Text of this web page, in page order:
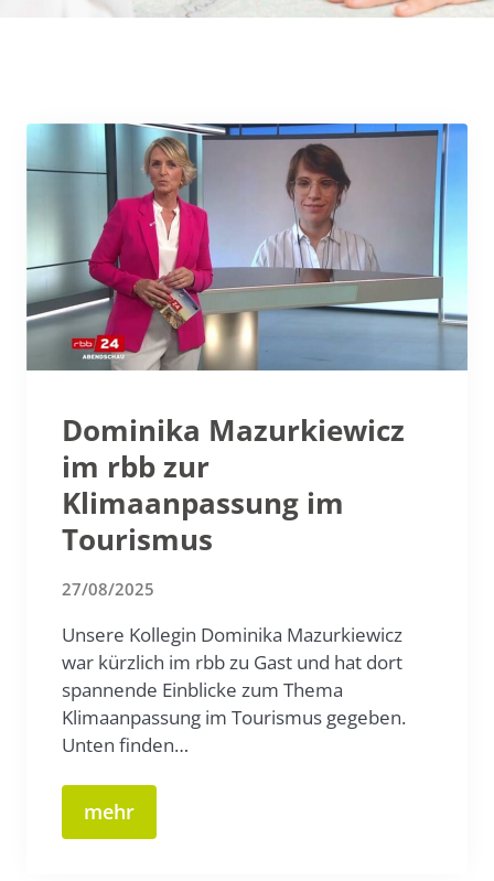
Dominika Mazurkiewicz
im rbb zur
Klimaanpassung im
Tourismus
27/08/2025
Unsere Kollegin Dominika Mazurkiewicz
war kürzlich im rbb zu Gast und hat dort
spannende Einblicke zum Thema
Klimaanpassung im Tourismus gegeben.
Unten finden…
mehr